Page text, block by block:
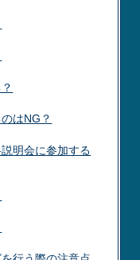
はNG？
明会に参加する